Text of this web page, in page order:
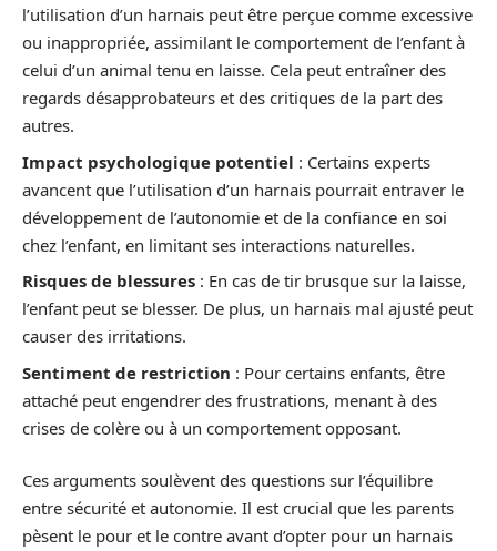
l’utilisation d’un harnais peut être perçue comme excessive
ou inappropriée, assimilant le comportement de l’enfant à
celui d’un animal tenu en laisse. Cela peut entraîner des
regards désapprobateurs et des critiques de la part des
autres.
Impact psychologique potentiel : Certains experts
avancent que l’utilisation d’un harnais pourrait entraver le
développement de l’autonomie et de la confiance en soi
chez l’enfant, en limitant ses interactions naturelles.
Risques de blessures : En cas de tir brusque sur la laisse,
l’enfant peut se blesser. De plus, un harnais mal ajusté peut
causer des irritations.
Sentiment de restriction : Pour certains enfants, être
attaché peut engendrer des frustrations, menant à des
crises de colère ou à un comportement opposant.
Ces arguments soulèvent des questions sur l’équilibre
entre sécurité et autonomie. Il est crucial que les parents
pèsent le pour et le contre avant d’opter pour un harnais